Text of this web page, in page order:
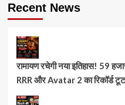
Recent News
रामायण रचेगी नया इतिहास! 59
RRR और Avatar 2 का रिकॉर्ड